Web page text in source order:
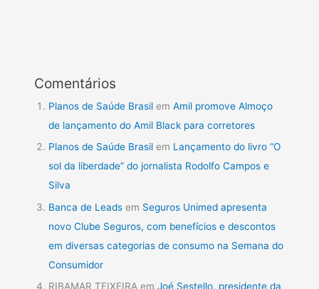
Comentários
Planos de Saúde Brasil emAmil promove Almoço
de lançamento do Amil Black para corretores
Planos de Saúde Brasil em Lançamento do livro “O
sol da liberdade” do jornalista Rodolfo Campos e
Silva
Banca de Leads em Seguros Unimed apresenta
novo Clube Seguros, com benefícios e descontos
em diversas categorias de consumo na Semana do
Consumidor
RIBAMAR TEIXEIRA emJoé Sestello, presidente da